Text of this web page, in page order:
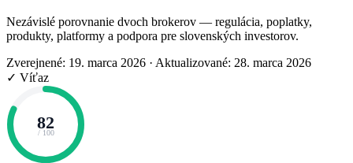
Nezávislé porovnanie dvoch brokerov — regulácia, poplatky,
produkty, platformy a podpora pre slovenských investorov.
Zverejnené: 19. marca 2026 · Aktualizované: 28. marca 2026
✓ Víťaz
82
/ 100